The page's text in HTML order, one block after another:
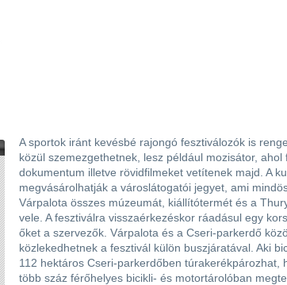
A sportok iránt kevésbé rajongó fesztiválozók is
közül szemezgethetnek, lesz például mozisátor, ahol
dokumentum illetve rövidfilmeket vetítenek majd. A
megvásárolhatják a városlátogatói jegyet, ami
Várpalota összes múzeumát, kiállítótermét és a
vele. A fesztiválra visszaérkezéskor ráadásul egy
őket a szervezők. Várpalota és a Cseri-parkerdő
közlekedhetnek a fesztivál külön buszjáratával. Aki
112 hektáros Cseri-parkerdőben túrakerékpározhat,
több száz férőhelyes bicikli- és motortárolóban